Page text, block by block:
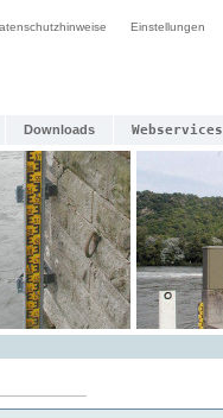
Einstellungen
Downloads Webservices